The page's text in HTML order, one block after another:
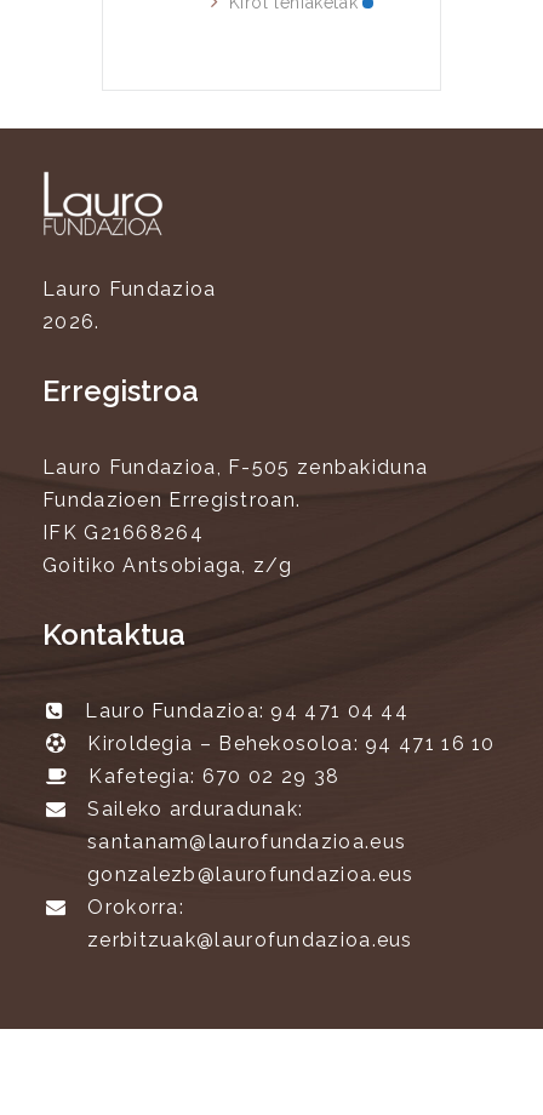
Lauro Fundazioa
2026.
Erregistroa
Lauro Fundazioa, F-505 zenbakiduna
Fundazioen Erregistroan.
IFK G21668264
Goitiko Antsobiaga, z/g
Kontaktua
Lauro Fundazioa: 94 471 04 44
Kiroldegia – Behekosoloa: 94 471 16 10
Kafetegia: 670 02 29 38
Saileko arduradunak:
santanam@laurofundazioa.eus
gonzalezb@laurofundazioa.eus
Orokorra:
zerbitzuak@laurofundazioa.eus